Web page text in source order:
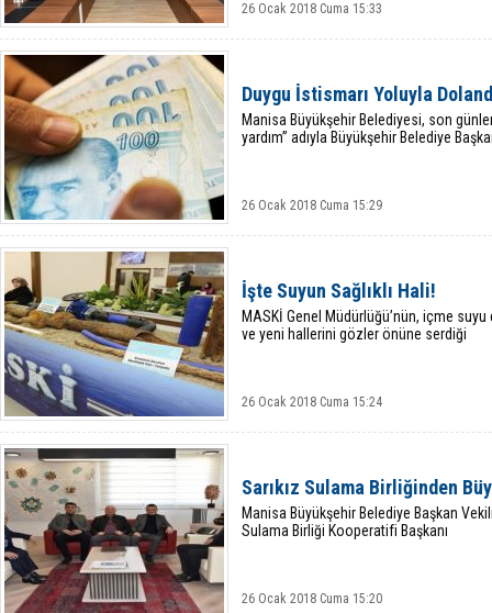
26 Ocak 2018 Cuma 15:33
Duygu İstismarı Yoluyla
Manisa Büyükşehir Belediyesi, son
yardım” adıyla Büyükşehir Belediye
26 Ocak 2018 Cuma 15:29
İşte Suyun Sağlıklı Hali!
MASKİ Genel Müdürlüğü’nün, içme
ve yeni hallerini gözler önüne serdiği
26 Ocak 2018 Cuma 15:24
Sarıkız Sulama Birliğinden
Manisa Büyükşehir Belediye Başkan
Sulama Birliği Kooperatifi Başkanı
26 Ocak 2018 Cuma 15:20